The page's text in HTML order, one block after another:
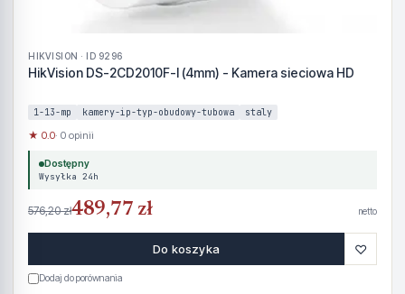
HIKVISION · ID 9296
HikVision DS-2CD2010F-I (4mm) - Kamera sieciowa HD
1-13-mp kamery-ip-typ-obudowy-tubowa staly
★ 0.0· 0 opinii
Dostępny
Wysyłka 24h
576,20 zł489,77 zł netto
Do koszyka ♡
Dodaj do porównania